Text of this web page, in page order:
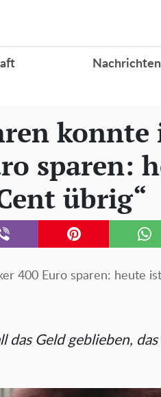
Nachrichten
konnte
sparen:
übrig“
400 Euro sparen: heute
das Geld geblieben,